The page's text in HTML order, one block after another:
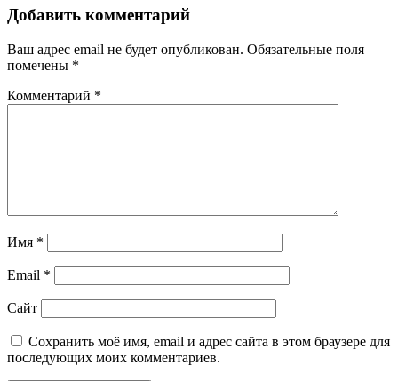
Добавить комментарий
Ваш адрес email не будет опубликован. Обязательные поля
помечены *
Комментарий *
Имя *
Email *
Сайт
Сохранить моё имя, email и адрес сайта в этом браузере для
последующих моих комментариев.